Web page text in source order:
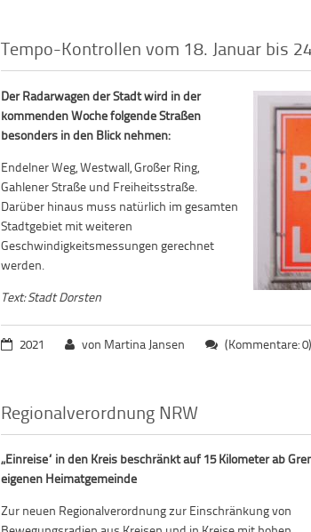
Tempo-Kontrollen vom 18. Januar bis
Der Radarwagen der Stadt wird in der
kommenden Woche folgende Straßen
besonders in den Blick nehmen:
Endelner Weg, Westwall, Großer Ring,
Gahlener Straße und Freiheitsstraße.
Darüber hinaus muss natürlich im gesamten
Stadtgebiet mit weiteren
Geschwindigkeitsmessungen gerechnet
werden.
Text: Stadt Dorsten
2021 von Martina Jansen (Kommentare: 0)
Regionalverordnung NRW
„Einreise“ in den Kreis beschränkt auf 15 Kilometer ab
eigenen Heimatgemeinde
Zur neuen Regionalverordnung zur Einschränkung von